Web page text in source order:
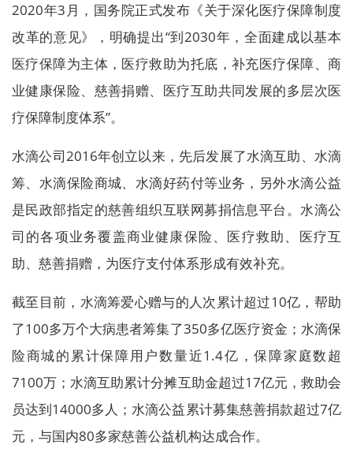
2020年3月，国务院正式发布《关于深化医疗保障制度
改革的意见》，明确提出“到2030年，全面建成以基本
医疗保障为主体，医疗救助为托底，补充医疗保障、商
业健康保险、慈善捐赠、医疗互助共同发展的多层次医
疗保障制度体系”。
水滴公司2016年创立以来，先后发展了水滴互助、水滴
筹、水滴保险商城、水滴好药付等业务，另外水滴公益
是民政部指定的慈善组织互联网募捐信息平台。水滴公
司的各项业务覆盖商业健康保险、医疗救助、医疗互
助、慈善捐赠，为医疗支付体系形成有效补充。
截至目前，水滴筹爱心赠与的人次累计超过10亿，帮助
了100多万个大病患者筹集了350多亿医疗资金；水滴保
险商城的累计保障用户数量近1.4亿，保障家庭数超
7100万；水滴互助累计分摊互助金超过17亿元，救助会
员达到14000多人；水滴公益累计募集慈善捐款超过7亿
元，与国内80多家慈善公益机构达成合作。